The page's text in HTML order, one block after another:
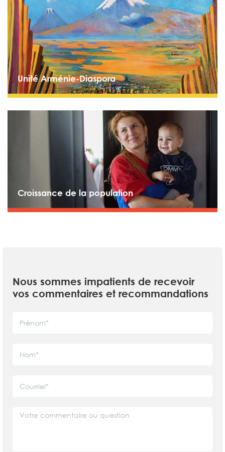
Unité Arménie-Diaspora
Croissance de la population
Nous sommes impatients de recevoir
vos commentaires et recommandations